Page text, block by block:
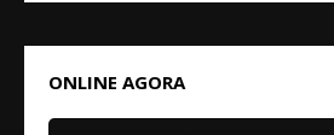
ONLINE AGORA